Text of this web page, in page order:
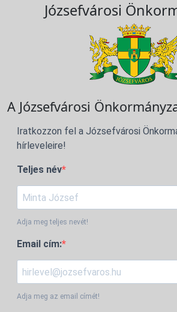
Józsefvárosi
A Józsefvárosi
Iratkozzon fel a Józsefvárosi
hírleveleire!
Teljes név
Adja meg teljes nevét!
Email cím:
Adja meg az email címét!